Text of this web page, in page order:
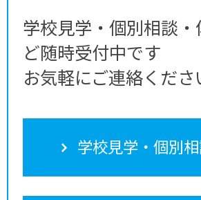
学校見学・個別相談
ど随時受付中です
お気軽にご連絡くださ
学校見学・個別